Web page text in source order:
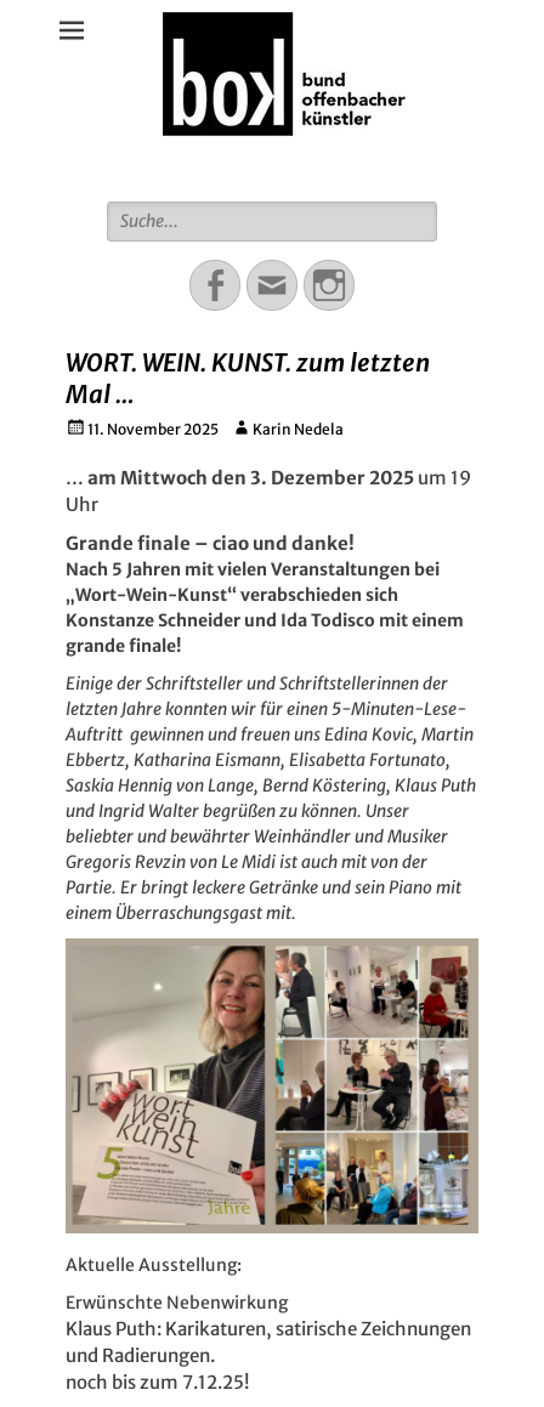
Suche
für:
Facebook
EmailInstagram
WORT. WEIN. KUNST. zum letzten
Mal …
Gepostet
11. November 2025 AutorKarin Nedela
… am Mittwoch den 3. Dezember 2025 um 19
Uhr
Grande finale – ciao und danke!
Nach 5 Jahren mit vielen Veranstaltungen bei
„Wort-Wein-Kunst“ verabschieden sich
Konstanze Schneider und Ida Todisco mit einem
grande finale!
Einige der Schriftsteller und Schriftstellerinnen der
letzten Jahre konnten wir für einen 5-Minuten-Lese-
Auftritt gewinnen und freuen uns Edina Kovic, Martin
Ebbertz, Katharina Eismann, Elisabetta Fortunato,
Saskia Hennig von Lange, Bernd Köstering, Klaus Puth
und Ingrid Walter begrüßen zu können. Unser
beliebter und bewährter Weinhändler und Musiker
Gregoris Revzin von Le Midi ist auch mit von der
Partie. Er bringt leckere Getränke und sein Piano mit
einem Überraschungsgast mit.
Aktuelle Ausstellung:
Erwünschte Nebenwirkung
Klaus Puth: Karikaturen, satirische Zeichnungen
und Radierungen.
noch bis zum 7.12.25!